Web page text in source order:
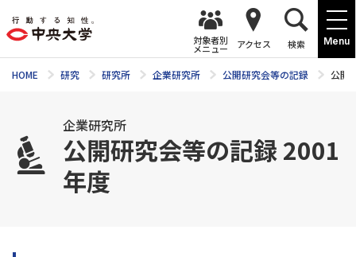
Menu
対象者別
メニュー アクセス 検索
HOME 研究 研究所 企業研究所 公開研究会等の記録 公開
企業研究所
公開研究会等の記録 2001
年度